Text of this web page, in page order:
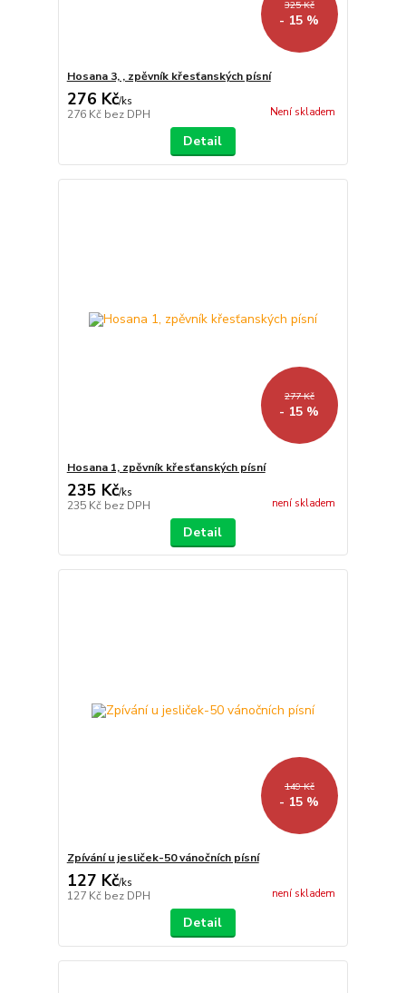
325 Kč
- 15 %
Hosana 3, , zpěvník křesťanských písní
276 Kč/ks
276 Kč bez DPH Není skladem
Detail
277 Kč
- 15 %
Hosana 1, zpěvník křesťanských písní
235 Kč/ks
235 Kč bez DPH není skladem
Detail
149 Kč
- 15 %
Zpívání u jesliček-50 vánočních písní
127 Kč/ks
127 Kč bez DPH není skladem
Detail